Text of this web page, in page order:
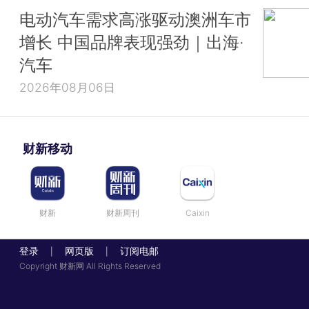
电动汽车需求高涨驱动澳洲车市
增长 中国品牌表现强劲｜出海·
汽车
2026年08月06日
财新移动
财新 财新周刊 Caixin
登录 网页版 订阅电邮
Copyright 财新网 All Rights Reserved